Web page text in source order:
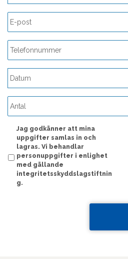
streck
DD
Jag godkänner att mina
uppgifter samlas in och
lagras. Vi behandlar
personuppgifter i enlighet
med gällande
integritetsskyddslagstiftnin
g.